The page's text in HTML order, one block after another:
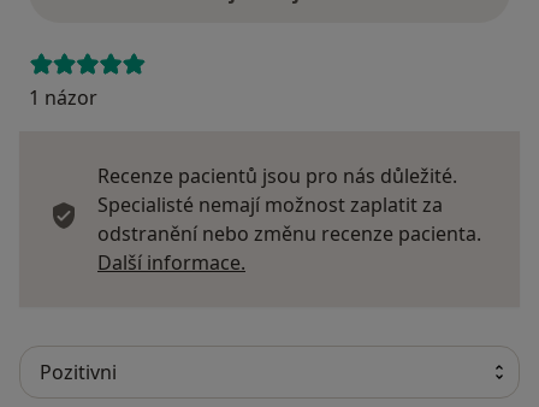
1 názor
Recenze pacientů jsou pro nás důležité.
Specialisté nemají možnost zaplatit za
odstranění nebo změnu recenze pacienta.
Další informace.